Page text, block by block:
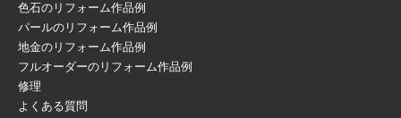
色石のリフォーム作品例
パールのリフォーム作品例
地金のリフォーム作品例
フルオーダーのリフォーム作品例
修理
よくある質問